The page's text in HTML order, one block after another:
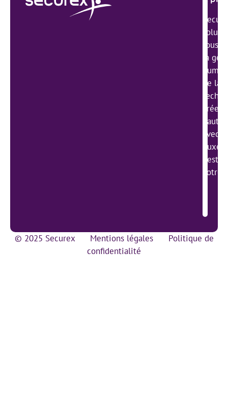
tous
la
de la
avec
votre
© 2025 Securex Mentions légales
Politique de
confidentialité